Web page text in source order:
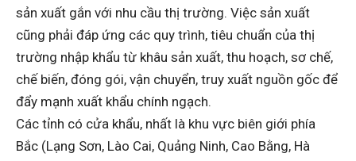
sản xuất gắn với nhu cầu thị trường. Việc sản xuất
cũng phải đáp ứng các quy trình, tiêu chuẩn của thị
trường nhập khẩu từ khâu sản xuất, thu hoạch, sơ chế,
chế biến, đóng gói, vận chuyển, truy xuất nguồn gốc để
đẩy mạnh xuất khẩu chính ngạch.
Các tỉnh có cửa khẩu, nhất là khu vực biên giới phía
Bắc (Lạng Sơn, Lào Cai, Quảng Ninh, Cao Bằng, Hà